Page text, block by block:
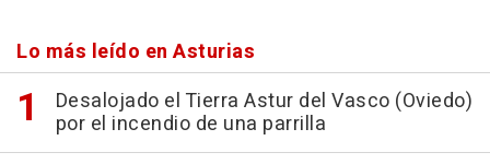
Lo más leído en Asturias
Desalojado el Tierra Astur del Vasco (Oviedo)
por el incendio de una parrilla